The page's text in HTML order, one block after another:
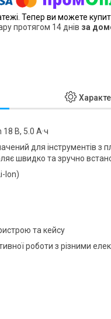
Тепер ви можете
протягом 14 днів за
В, 5.0 А·ч
для інструментів з
швидко та зручно
Ion)
та кейсу
роботи з різними